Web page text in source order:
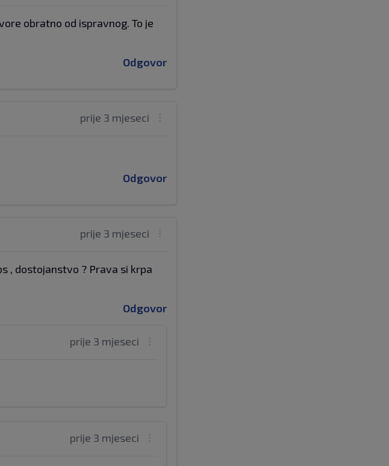
obratno od ispravnog. To je
Odgovor
prije 3 mjeseci
Odgovor
prije 3 mjeseci
, dostojanstvo ? Prava si krpa
Odgovor
prije 3 mjeseci
prije 3 mjeseci